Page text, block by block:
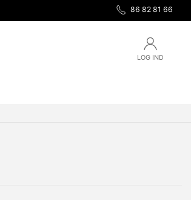
86 82 81 66
LOG IND